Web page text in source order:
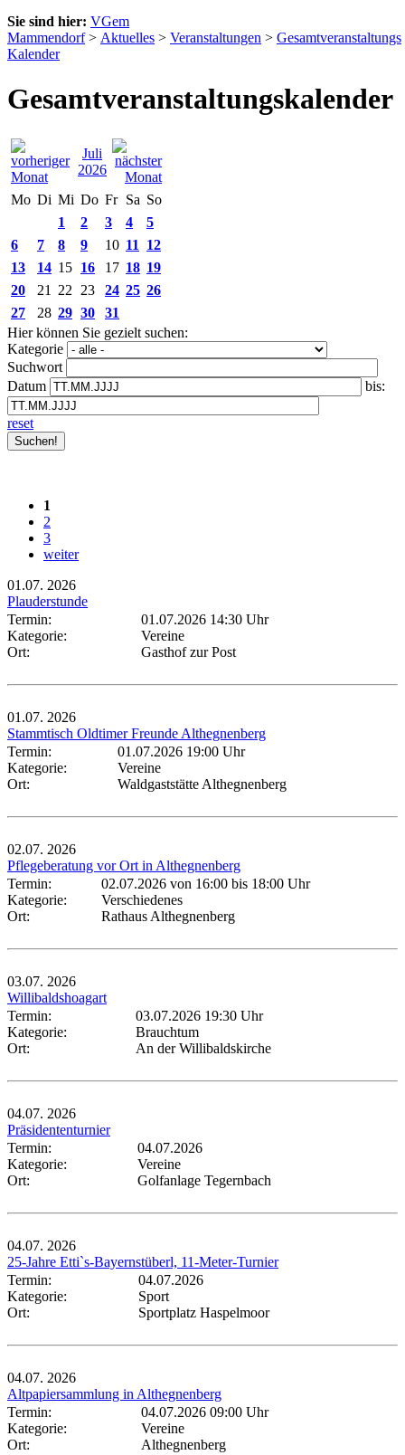
Sie sind hier: VGem
Mammendorf> Aktuelles > Veranstaltungen > Gesamtveranstaltungs
Kalender
Gesamtveranstaltungskalender
Juli
2026
Mo Di Mi Do Fr Sa So
1
2 3 4
5
6
7 8 9 10 11
12
13
14 15 16 17 18 19
20
21 22 23 24 25 26
27
28 29 30
31
Hier können Sie gezielt suchen:
Kategorie
Suchwort
Datum
bis:
reset
1
2
3
weiter
01.07. 2026
Plauderstunde
Termin:
01.07.2026 14:30 Uhr
Kategorie:
Vereine
Ort:
Gasthof zur Post
01.07. 2026
Stammtisch Oldtimer Freunde Althegnenberg
Termin:
01.07.2026 19:00 Uhr
Kategorie:
Vereine
Ort:
Waldgaststätte Althegnenberg
02.07. 2026
Pflegeberatung vor Ort in Althegnenberg
Termin:
02.07.2026 von 16:00 bis 18:00 Uhr
Kategorie:
Verschiedenes
Ort:
Rathaus Althegnenberg
03.07. 2026
Willibaldshoagart
Termin:
03.07.2026 19:30 Uhr
Kategorie:
Brauchtum
Ort:
An der Willibaldskirche
04.07. 2026
Präsidententurnier
Termin:
04.07.2026
Kategorie:
Vereine
Ort:
Golfanlage Tegernbach
04.07. 2026
25-Jahre Etti`s-Bayernstüberl, 11-Meter-Turnier
Termin:
04.07.2026
Kategorie:
Sport
Ort:
Sportplatz Haspelmoor
04.07. 2026
Altpapiersammlung in Althegnenberg
Termin:
04.07.2026 09:00 Uhr
Kategorie:
Vereine
Ort:
Althegnenberg